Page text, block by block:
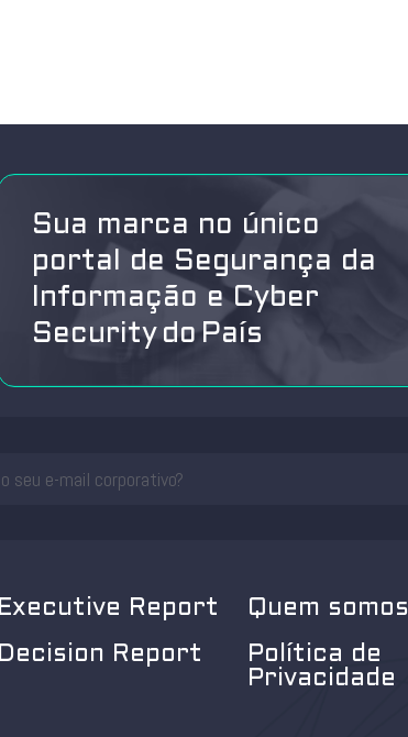
Sua marca no único
portal de Segurança da
Informação e Cyber
Security do País
Executive Report
Decision Report
Quem somos
Política de
Privacidade